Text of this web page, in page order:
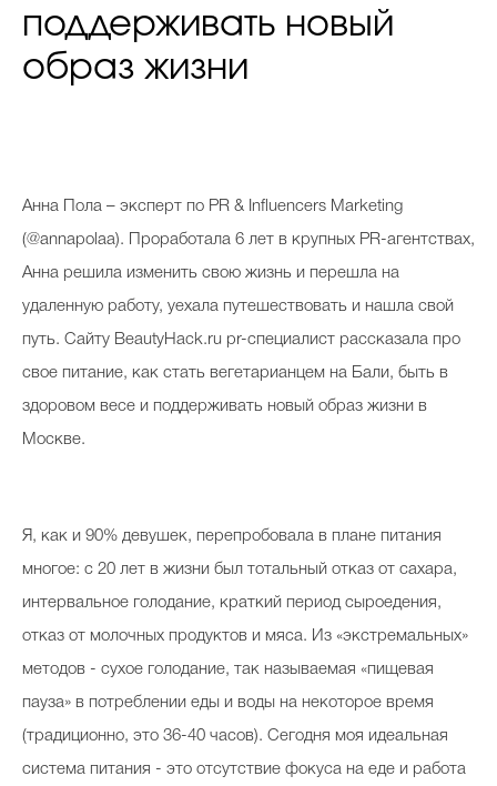
поддерживать новый
образ жизни
Анна Пола – эксперт по PR & Influencers Marketing
(@annapolaa). Проработала 6 лет в крупных PR-агентствах,
Анна решила изменить свою жизнь и перешла на
удаленную работу, уехала путешествовать и нашла свой
путь. Сайту BeautyHack.ru pr-специалист рассказала про
свое питание, как стать вегетарианцем на Бали, быть в
здоровом весе и поддерживать новый образ жизни в
Москве.
Я, как и 90% девушек, перепробовала в плане питания
многое: с 20 лет в жизни был тотальный отказ от сахара,
интервальное голодание, краткий период сыроедения,
отказ от молочных продуктов и мяса. Из «экстремальных»
методов - сухое голодание, так называемая «пищевая
пауза» в потреблении еды и воды на некоторое время
(традиционно, это 36-40 часов). Сегодня моя идеальная
система питания - это отсутствие фокуса на еде и работа